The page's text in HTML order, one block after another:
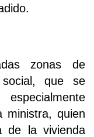
zonas de
que se
ministra, quien
de la vivienda